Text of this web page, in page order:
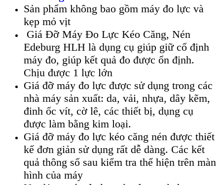
Sản phẩm không bao gồm máy đo lực và
kẹp mỏ vịt
Giá Đỡ Máy Đo Lực Kéo Căng, Nén
Edeburg HLH là dụng cụ giúp giữ cố định
máy đo, giúp kết quả đo được ổn định.
Chịu được 1 lực lớn
Giá đỡ máy đo lực được sử dụng trong các
nhà máy sản xuất: da, vải, nhựa, dây kẽm,
đinh ốc vít, cờ lê, các thiết bị, dụng cụ
được làm bằng kim loại.
Giá đỡ máy đo lực kéo căng nén được thiết
kế đơn giản sử dụng rất dễ dàng. Các kết
quả thông số sau kiểm tra thể hiện trên màn
hình của máy